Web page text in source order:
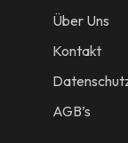
Über Uns
Kontakt
AGB’s